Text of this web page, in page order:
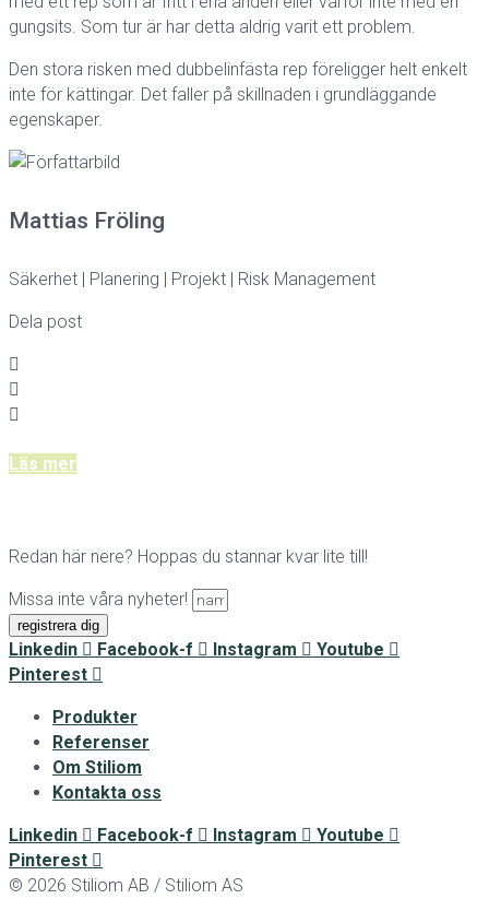
gungsits. Som tur är har detta aldrig varit ett problem.
Den stora risken med dubbelinfästa rep föreligger helt enkelt
inte för kättingar. Det faller på skillnaden i grundläggande
egenskaper.
Mattias Fröling
Säkerhet | Planering | Projekt | Risk Management
Dela post
Läs mer
Redan här nere? Hoppas du stannar kvar lite till!
Missa inte våra nyheter!
registrera dig
Linkedin Facebook-f Instagram
Youtube
Pinterest
Produkter
Referenser
Om Stiliom
Kontakta oss
Linkedin Facebook-f Instagram
Youtube
Pinterest
© 2026 Stiliom AB / Stiliom AS